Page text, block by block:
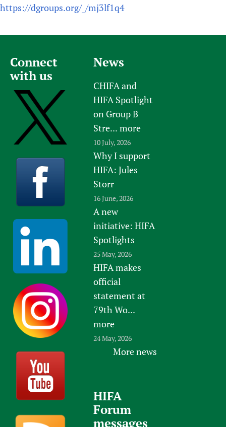
https://dgroups.org/_/mj3lf1q4
Connect
with us
News
CHIFA and
HIFA Spotlight
on Group B
Stre... more
10 July, 2026
Why I support
HIFA: Jules
Storr
16 June, 2026
A new
initiative: HIFA
Spotlights
25 May, 2026
HIFA makes
official
statement at
79th Wo...
more
24 May, 2026
More news
HIFA
Forum
messages